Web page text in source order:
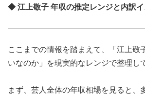
◆ 江上敬子 年収の推定レンジと内訳
ここまでの情報を踏まえて、「江上敬
いなのか」を現実的なレンジで整理し
まず、芸人全体の年収相場を見ると、